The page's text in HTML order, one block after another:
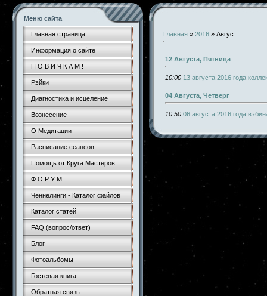
Меню сайта
Главная страница
Информация о сайте
Н О В И Ч К А М !
Рэйки
Диагностика и исцеление
Вознесение
О Медитации
Расписание сеансов
Помощь от Круга Мастеров
Ф О Р У М
Ченнелинги - Каталог файлов
Каталог статей
FAQ (вопрос/ответ)
Блог
Фотоальбомы
Гостевая книга
Обратная связь
Главная » 2016 » Август
12 Августа, Пятница
10:00 13 августа 2016 года
04 Августа, Четверг
10:50 06 августа 2016 года